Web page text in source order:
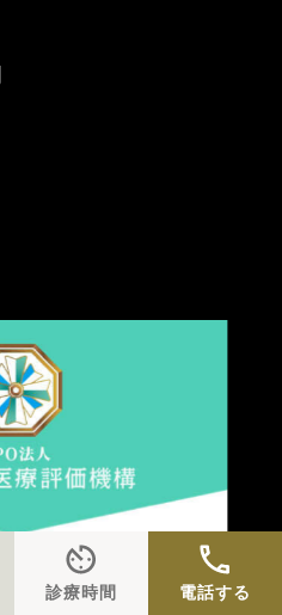
診療時間 電話する